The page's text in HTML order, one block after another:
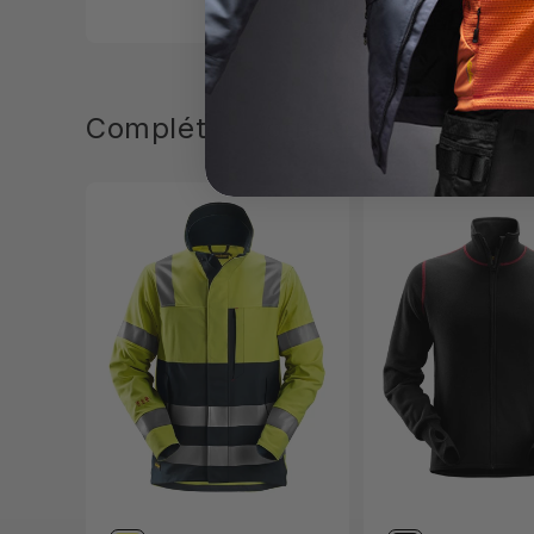
Complétez votre tenue